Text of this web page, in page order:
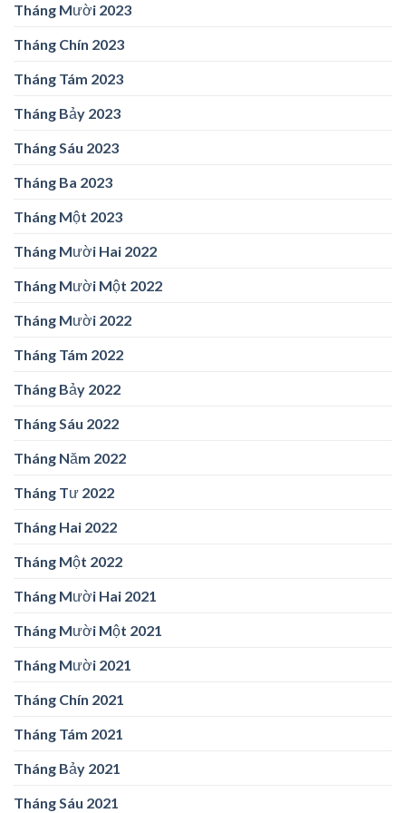
Tháng Mười 2023
Tháng Chín 2023
Tháng Tám 2023
Tháng Bảy 2023
Tháng Sáu 2023
Tháng Ba 2023
Tháng Một 2023
Tháng Mười Hai 2022
Tháng Mười Một 2022
Tháng Mười 2022
Tháng Tám 2022
Tháng Bảy 2022
Tháng Sáu 2022
Tháng Năm 2022
Tháng Tư 2022
Tháng Hai 2022
Tháng Một 2022
Tháng Mười Hai 2021
Tháng Mười Một 2021
Tháng Mười 2021
Tháng Chín 2021
Tháng Tám 2021
Tháng Bảy 2021
Tháng Sáu 2021